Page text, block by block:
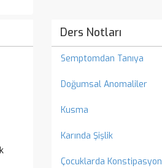
Ders Notları
Semptomdan Tanıya
Doğumsal Anomaliler
Kusma
Karında Şişlik
Çocuklarda Konstipasyon